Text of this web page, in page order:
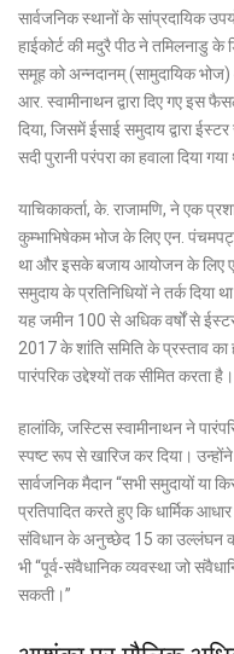
सार्वजनिक स्थानों के सांप्रदायिक
हाईकोर्ट की मदुरै पीठ ने तमिलनाडु
समूह को अन्नदानम् (सामुदायिक
आर. स्वामीनाथन द्वारा दिए गए इस
दिया, जिसमें ईसाई समुदाय द्वारा
सदी पुरानी परंपरा का हवाला दिया गया
याचिकाकर्ता, के. राजामणि, ने एक
कुम्भाभिषेकम भोज के लिए एन.
था और इसके बजाय आयोजन के लिए
समुदाय के प्रतिनिधियों ने तर्क दिया
यह जमीन 100 से अधिक वर्षों से
2017 के शांति समिति के प्रस्ताव का
पारंपरिक उद्देश्यों तक सीमित करता है।
हालांकि, जस्टिस स्वामीनाथन ने
स्पष्ट रूप से खारिज कर दिया। उन्होंने
सार्वजनिक मैदान “सभी समुदायों या
प्रतिपादित करते हुए कि धार्मिक
संविधान के अनुच्छेद 15 का उल्लंघन
भी “पूर्व-संवैधानिक व्यवस्था जो
सकती।”